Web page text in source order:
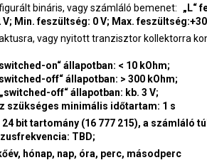
bináris, vagy számláló bemenet
„L“
Min. feszültség: 0 V; Max. feszültség:+30
vagy nyitott tranzisztor kollektorra
on“ állapotban: < 10 kOhm;
off“ állapotban: > 300 kOhm;
off“ állapotban: kb. 3 V;
szükséges minimális időtartam: 1 s
24 bit tartomány (16 777 215), a számláló
TBD;
hónap, nap, óra, perc, másodperc